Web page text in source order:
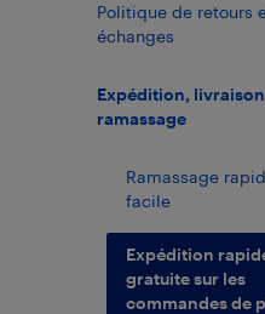
Politique de retours
échanges
Expédition,
ramassage
Ramassage
facile
Expédition
gratuite sur les
commandes de